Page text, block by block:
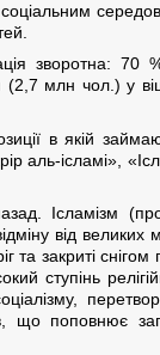
зворотна: 70
(2,7 млн чол.) у
в якій
аль-ісламі»,
Ісламізм
від
та закриті
що поповнює